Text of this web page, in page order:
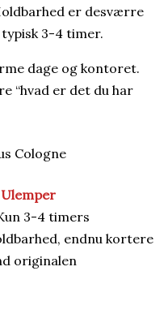
er desværre
3-4 timer.
dage og kontoret.
“hvad er det du har
3-4 timers
endnu kortere
originalen